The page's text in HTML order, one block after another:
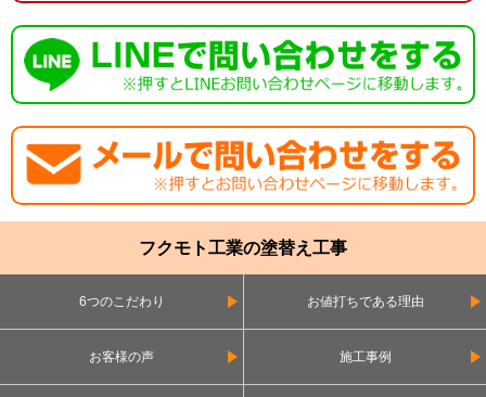
フクモト工業の塗替え工事
6つのこだわり お値打ちである理由
お客様の声 施工事例